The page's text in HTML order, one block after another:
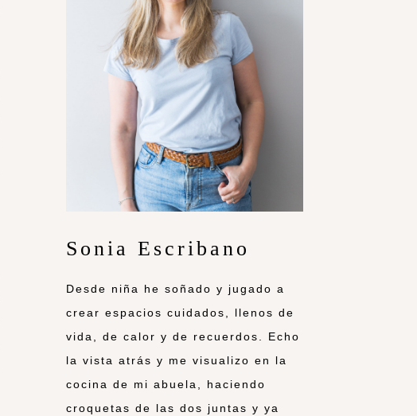
Sonia Escribano
Desde niña he soñado y jugado a
crear espacios cuidados, llenos de
vida, de calor y de recuerdos. Echo
la vista atrás y me visualizo en la
cocina de mi abuela, haciendo
croquetas de las dos juntas y ya